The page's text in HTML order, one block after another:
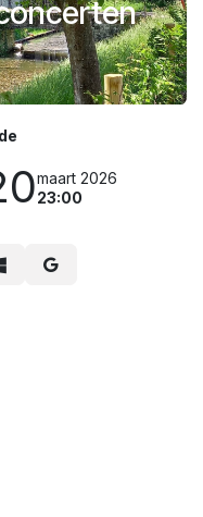
maart 2026
23:00